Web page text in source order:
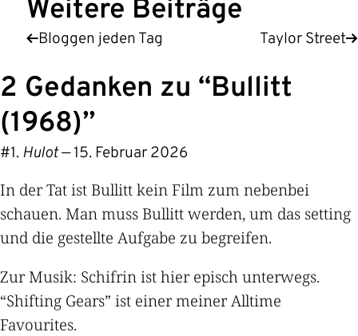
Weitere Beiträge
Bloggen jeden Tag Taylor Street
2 Gedanken zu “Bullitt
(1968)”
# Hulot—15. Februar 2026
In der Tat ist Bullitt kein Film zum nebenbei
schauen. Man muss Bullitt werden, um das setting
und die gestellte Aufgabe zu begreifen.
Zur Musik: Schifrin ist hier episch unterwegs.
“Shifting Gears” ist einer meiner Alltime
Favourites.